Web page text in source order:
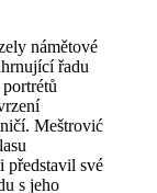
námětové
řadu
Meštrović
představil své
s jeho